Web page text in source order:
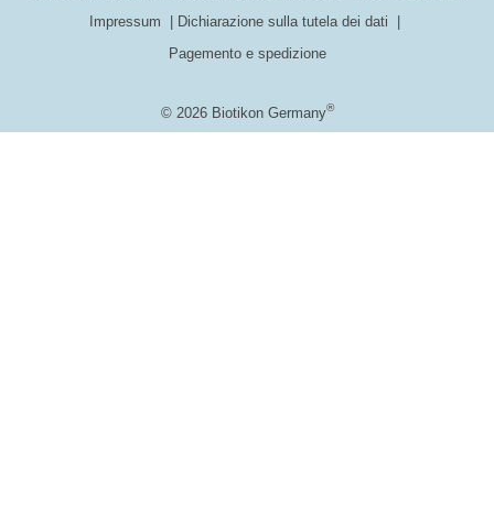
© 2026 Biotikon Germany®
Impressum
Dichiarazione sulla tutela dei dati
Pagemento e spedizione